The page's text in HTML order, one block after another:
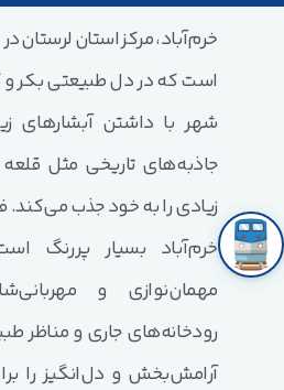
خرم‌آباد، مرکز استان لرستان
است که در دل طبیعتی بکر و
شهر با داشتن آبشارهای
جاذبه‌های تاریخی مثل
زیادی را به خود جذب
خرم‌آباد بسیار پررنگ
مهمان‌نوازی و
رودخانه‌های جاری و مناظر
آرامش‌بخش و دل‌انگیز را